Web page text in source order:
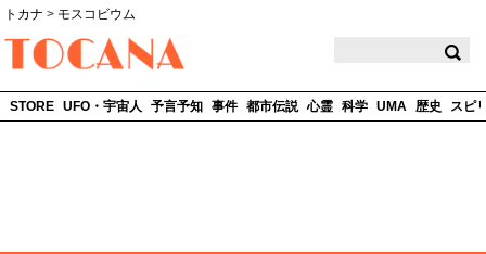
トカナ > モスコビウム
STORE UFO・宇宙人 予言予知 事件 都市伝説 心霊 科学 UMA 歴史 スピ